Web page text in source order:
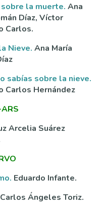
la muerte. Ana
Díaz, Víctor
Carlos.
Nieve. Ana María
sabías sobre la nieve.
Carlos Hernández
Arcelia Suárez
Eduardo Infante.
Carlos Ángeles Toriz.